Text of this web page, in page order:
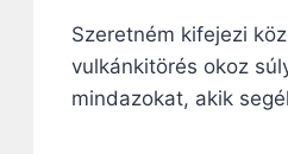
Szeretném kifejezi
vulkánkitörés okoz
mindazokat, akik